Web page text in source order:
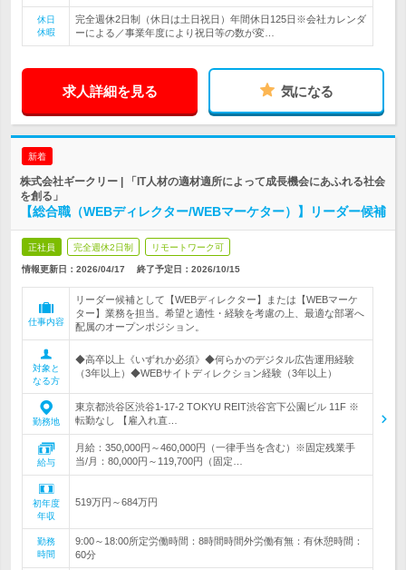
休日
休暇
完全週休2日制（休日は土日祝日）年間休日125日※会社カレンダ
ーによる／事業年度により祝日等の数が変…
求人詳細を見る 気になる
新着
株式会社ギークリー | 「IT人材の適材適所によって成長機会にあふれる社会
を創る」
【総合職（WEBディレクター/WEBマーケター）】リーダー候補
正社員 完全週休2日制 リモートワーク可
情報更新日：2026/04/17 終了予定日： 2026/10/15
仕事内容
リーダー候補として【WEBディレクター】または【WEBマーケ
ター】業務を担当。希望と適性・経験を考慮の上、最適な部署へ
配属のオープンポジション。
対象と
なる方
◆高卒以上《いずれか必須》◆何らかのデジタル広告運用経験
（3年以上）◆WEBサイトディレクション経験（3年以上）
勤務地
東京都渋谷区渋谷1-17-2 TOKYU REIT渋谷宮下公園ビル 11F ※
転勤なし 【雇入れ直…
給与
月給：350,000円～460,000円（一律手当を含む）※固定残業手
当/月：80,000円～119,700円（固定…
初年度
年収
519万円～684万円
勤務
時間
9:00～18:00所定労働時間：8時間時間外労働有無：有休憩時間：
60分